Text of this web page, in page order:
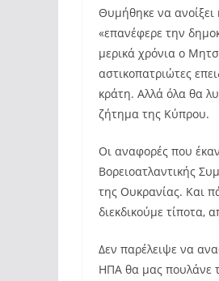
Θυμήθηκε να
«επανέφερε την
μερικά χρόνια ο
αστικοπατριώτες
κράτη. Αλλά όλα θα
ζήτημα της Κύπρου.
Οι αναφορές που
Βορειοατλαντικής
της Ουκρανίας. Και
διεκδικούμε
Δεν παρέλειψε να
ΗΠΑ θα μας πουλάνε